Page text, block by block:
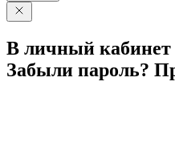
В личный кабинет
Забыли пароль?